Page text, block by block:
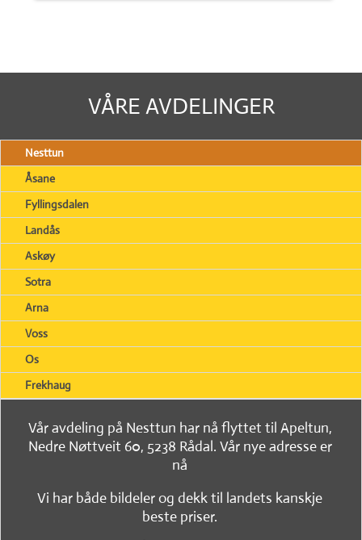
VÅRE AVDELINGER
Nesttun
Åsane
Fyllingsdalen
Landås
Askøy
Sotra
Arna
Voss
Os
Frekhaug
Vår avdeling på Nesttun har nå flyttet til Apeltun,
Nedre Nøttveit 60, 5238 Rådal. Vår nye adresse er
nå
Vi har både bildeler og dekk til landets kanskje
beste priser.